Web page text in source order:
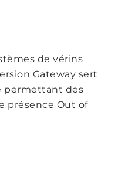
de vérins
Gateway sert
permettant des
présence Out of